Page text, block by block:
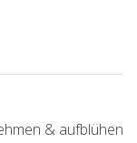
& aufblühen